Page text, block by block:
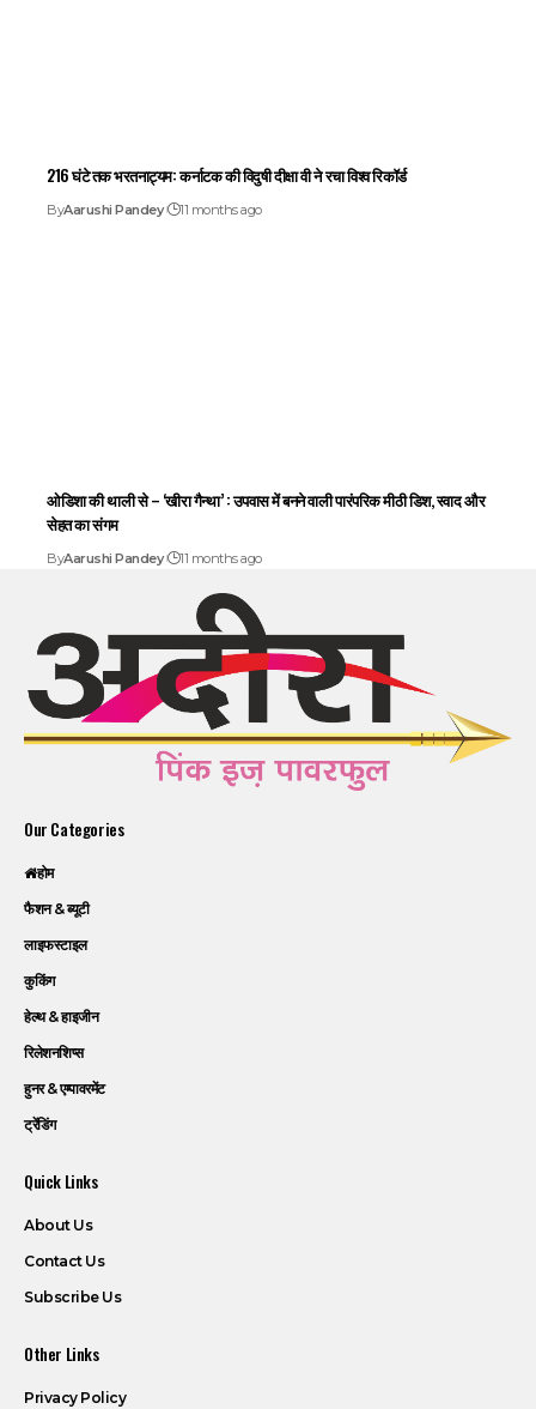
216 घंटे तक भरतनाट्यम: कर्नाटक की विदुषी दीक्षा वी ने रचा विश्व रिकॉर्ड
ByAarushi Pandey 11 months ago
ओडिशा की थाली से – ‘खीरा गैन्था’ : उपवास में बनने वाली पारंपरिक मीठी डिश, स्वाद और
सेहत का संगम
ByAarushi Pandey 11 months ago
Our Categories
होम
फैशन & ब्यूटी
लाइफस्टाइल
कुकिंग
हेल्थ & हाइजीन
रिलेशनशिप्स
हुनर & एम्पावरमेंट
ट्रेंडिंग
Quick Links
About Us
Contact Us
Subscribe Us
Other Links
Privacy Policy